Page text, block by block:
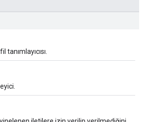
tanımlayıcısı.